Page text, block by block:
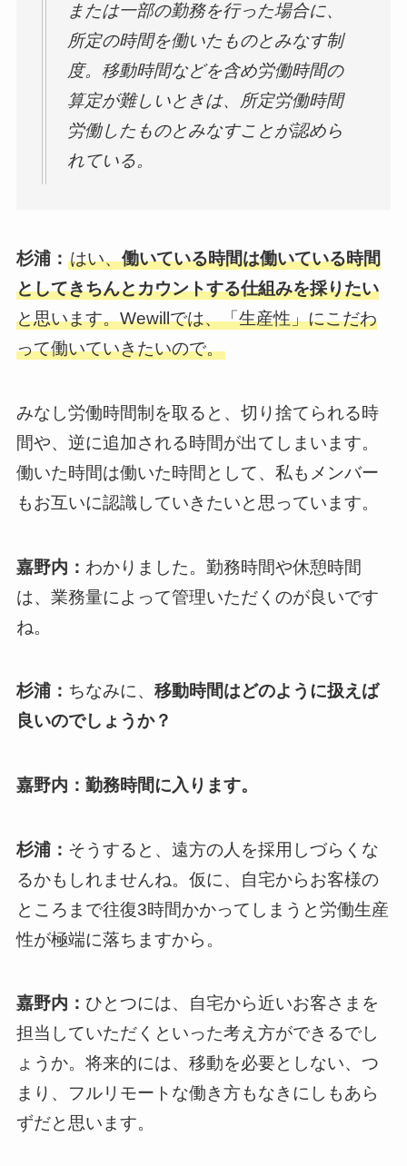
または一部の勤務を行った場合に、
所定の時間を働いたものとみなす制
度。移動時間などを含め労働時間の
算定が難しいときは、所定労働時間
労働したものとみなすことが認めら
れている。
杉浦： はい、働いている時間は働いている時間
としてきちんとカウントする仕組みを採りたい
と思います。Wewillでは、「生産性」にこだわ
って働いていきたいので。
みなし労働時間制を取ると、切り捨てられる時
間や、逆に追加される時間が出てしまいます。
働いた時間は働いた時間として、私もメンバー
もお互いに認識していきたいと思っています。
嘉野内： わかりました。勤務時間や休憩時間
は、業務量によって管理いただくのが良いです
ね。
杉浦： ちなみに、 移動時間はどのように扱えば
良いのでしょうか？
嘉野内：勤務時間に入ります。
杉浦： そうすると、遠方の人を採用しづらくな
るかもしれませんね。仮に、自宅からお客様の
ところまで往復3時間かかってしまうと労働生産
性が極端に落ちますから。
嘉野内： ひとつには、自宅から近いお客さまを
担当していただくといった考え方ができるでし
ょうか。将来的には、移動を必要としない、つ
まり、フルリモートな働き方もなきにしもあら
ずだと思います。